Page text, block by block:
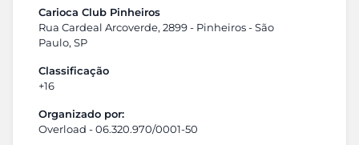
Carioca Club Pinheiros
Rua Cardeal Arcoverde, 2899 - Pinheiros - São
Paulo, SP
Classificação
+16
Organizado por:
Overload - 06.320.970/0001-50